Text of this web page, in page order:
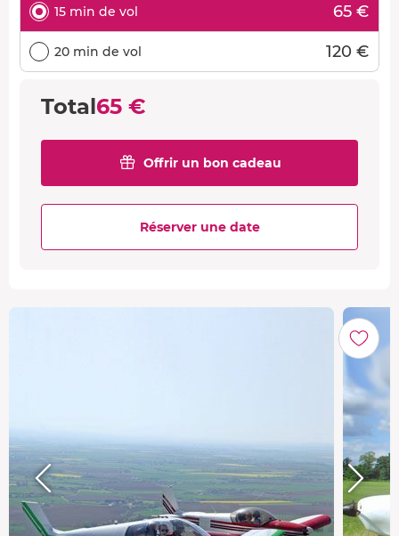
15 min de vol 65 €
20 min de vol 120 €
Total65 €
Offrir un bon cadeau
Réserver une date